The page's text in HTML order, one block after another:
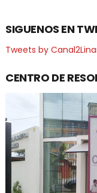
SIGUENOS EN
Tweets by
CENTRO DE